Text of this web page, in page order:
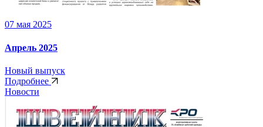
07 мая 2025
Апрель 2025
Новый выпуск
Подробнее
Новости